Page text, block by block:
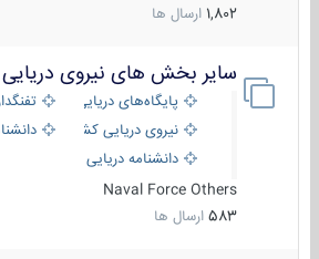
1,802 ارسال ها
سایر بخش های نیروی دریایی
پایگاه‌های دریایی
نیروی دریایی کشورهای مختلف
دانشنامه دریایی کپی
Naval Force Others
583 ارسال ها